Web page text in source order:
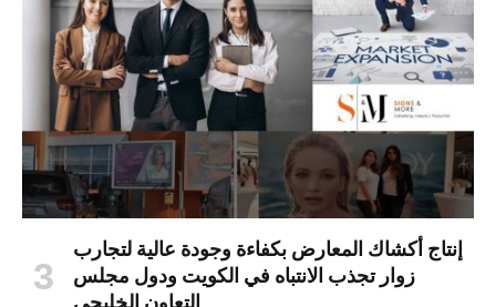
إنتاج أكشاك المعارض بكفاءة وجودة عالية لتجارب
زوار تجذب الانتباه في الكويت ودول مجلس